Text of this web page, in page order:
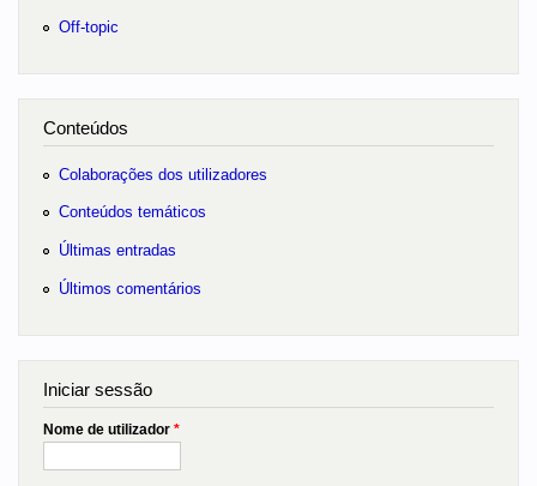
Off-topic
Conteúdos
Colaborações dos utilizadores
Conteúdos temáticos
Últimas entradas
Últimos comentários
Iniciar sessão
Nome de utilizador *